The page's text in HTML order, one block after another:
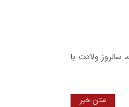
ولادت با
متن خبر